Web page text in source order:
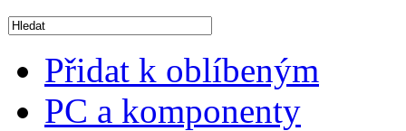
Přidat k oblíbeným
PC a komponenty